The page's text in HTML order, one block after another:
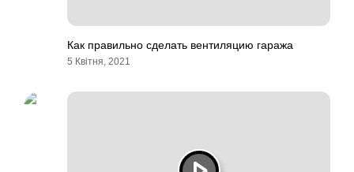
Как правильно сделать вентиляцию гаража
5 Квітня, 2021